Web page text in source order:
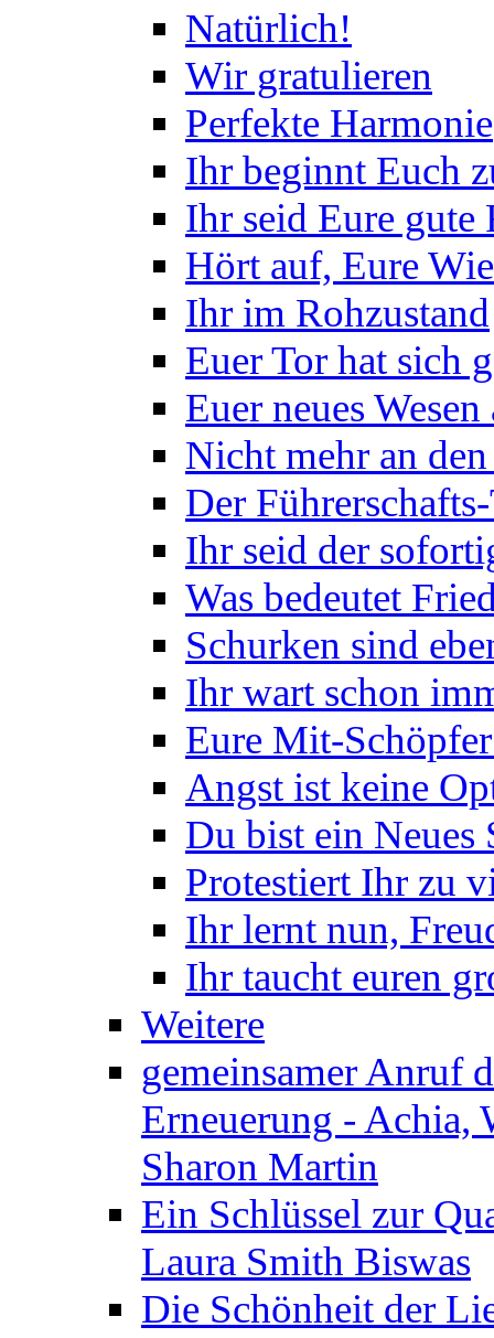
Natürlich!
Wir gratulieren
Perfekte Harmonie
Ihr beginnt Euch
Ihr seid Eure gute
Hört auf, Eure
Ihr im Rohzustand
Euer Tor hat sich
Euer neues
Nicht mehr an
Der
Ihr seid der
Was bedeutet
Schurken sind
Ihr wart schon
Eure Mit-
Angst ist keine
Du bist ein
Protestiert Ihr zu
Ihr lernt nun,
Ihr taucht euren
Weitere
gemeinsamer Anruf
Erneuerung - Achia,
Sharon Martin
Ein Schlüssel zur
Laura Smith Biswas
Die Schönheit der